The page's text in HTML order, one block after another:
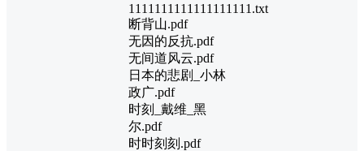
1111111111111111111.txt
断背山.pdf
无因的反抗.pdf
无间道风云.pdf
日本的悲剧_小林
政广.pdf
时刻_戴维_黑
尔.pdf
时时刻刻.pdf